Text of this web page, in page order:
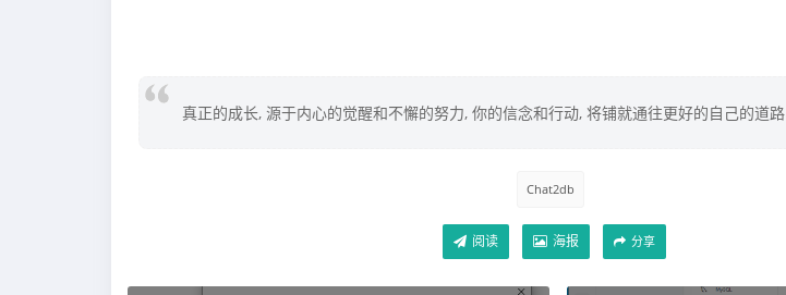
真正的成长, 源于内心的觉醒和不懈的努力, 你的信念和行动, 将铺就通往更好的自己的道路
Chat2db
阅读 海报 分享